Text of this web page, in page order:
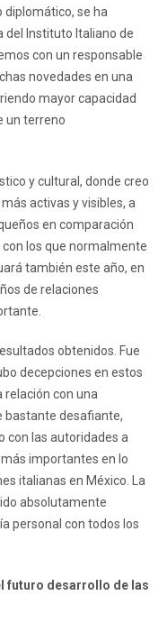
diplomático, se ha
del Instituto Italiano de
con un responsable
novedades en una
mayor capacidad
un terreno
y cultural, donde creo
activas y visibles, a
en comparación
los que normalmente
también este año, en
de relaciones
obtenidos. Fue
decepciones en estos
relación con una
bastante desafiante,
con las autoridades a
importantes en lo
italianas en México. La
absolutamente
personal con todos los
futuro desarrollo de las